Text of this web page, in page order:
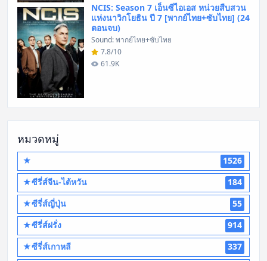
NCIS: Season 7 เอ็นซีไอเอส หน่วยสืบสวน
แห่งนาวิกโยธิน ปี 7 [พากย์ไทย+ซับไทย] (24
ตอนจบ)
Sound: พากย์ไทย+ซับไทย
7.8/10
61.9K
หมวดหมู่
★
1526
★ซีรี่ส์จีน-ไต้หวัน
184
★ซีรี่ส์ญี่ปุ่น
55
★ซีรี่ส์ฝรั่ง
914
★ซีรี่ส์เกาหลี
337